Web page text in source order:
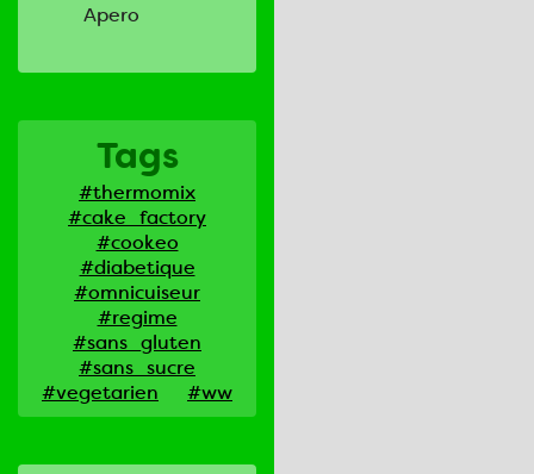
Apero
Tags
#thermomix
#cake_factory
#cookeo
#diabetique
#omnicuiseur
#regime
#sans_gluten
#sans_sucre
#vegetarien
#ww